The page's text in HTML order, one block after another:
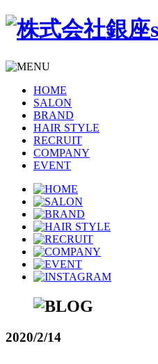
HOME
SALON
BRAND
HAIR STYLE
RECRUIT
COMPANY
EVENT
2020/2/14